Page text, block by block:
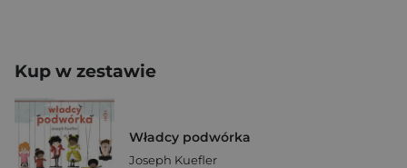
Kup w zestawie
Władcy podwórka
Joseph Kuefler